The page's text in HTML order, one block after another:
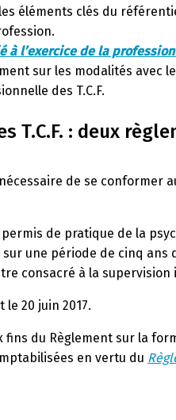
éléments clés du
l’exercice de la
sur les modalités avec
des T.C.F.
T.C.F. : deux
de se conformer
permis de pratique de la
sur une période de cinq ans
consacré à la supervision
le 20 juin 2017.
du Règlement sur la
en vertu du